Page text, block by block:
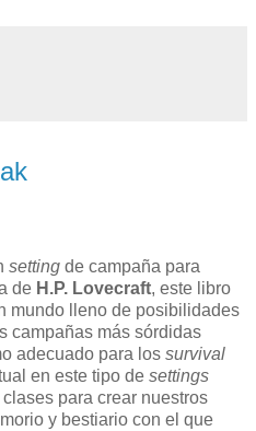
setting de campaña para
de H.P. Lovecraft, este libro
mundo lleno de posibilidades
campañas más sórdidas
adecuado para los survival
en este tipo de settings
para crear nuestros
y bestiario con el que